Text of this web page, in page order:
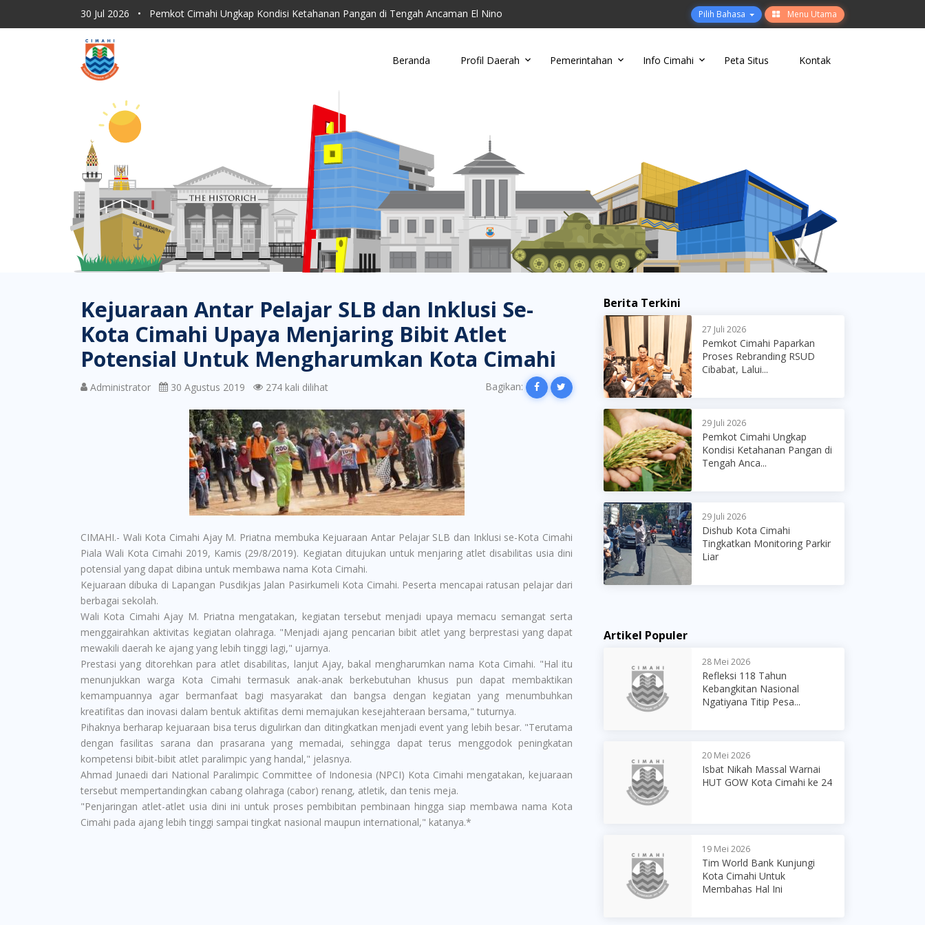
30 Jul 2026 •
Pemkot Cimahi Ungkap Kondisi Ketahanan Pangan di Tengah Ancaman El Nino
30 Jul 2026 • Dishub Kota Cimahi Tingkatkan Monitoring Parkir Liar
30 Jul 2026
30 Jul 2026
Lahan Kering Terbakar Saat Kemarau, Damkar Cimahi Minta Warga Tidak Buang Puntun...
30 Jul 2026
Pilih Bahasa Menu Utama
Beranda Profil Daerah Pemerintahan Info Cimahi Peta Situs Kontak
Kejuaraan Antar Pelajar SLB dan Inklusi Se-
Kota Cimahi Upaya Menjaring Bibit Atlet
Potensial Untuk Mengharumkan Kota Cimahi
Administrator 30 Agustus 2019 274 kali dilihat Bagikan:
CIMAHI.- Wali Kota Cimahi Ajay M. Priatna membuka Kejuaraan Antar Pelajar SLB dan Inklusi se-Kota Cimahi
Piala Wali Kota Cimahi 2019, Kamis (29/8/2019). Kegiatan ditujukan untuk menjaring atlet disabilitas usia dini
potensial yang dapat dibina untuk membawa nama Kota Cimahi.
Kejuaraan dibuka di Lapangan Pusdikjas Jalan Pasirkumeli Kota Cimahi. Peserta mencapai ratusan pelajar dari
berbagai sekolah.
Wali Kota Cimahi Ajay M. Priatna mengatakan, kegiatan tersebut menjadi upaya memacu semangat serta
menggairahkan aktivitas kegiatan olahraga. "Menjadi ajang pencarian bibit atlet yang berprestasi yang dapat
mewakili daerah ke ajang yang lebih tinggi lagi," ujarnya.
Prestasi yang ditorehkan para atlet disabilitas, lanjut Ajay, bakal mengharumkan nama Kota Cimahi. "Hal itu
menunjukkan warga Kota Cimahi termasuk anak-anak berkebutuhan khusus pun dapat membaktikan
kemampuannya agar bermanfaat bagi masyarakat dan bangsa dengan kegiatan yang menumbuhkan
kreatifitas dan inovasi dalam bentuk aktifitas demi memajukan kesejahteraan bersama," tuturnya.
Pihaknya berharap kejuaraan bisa terus digulirkan dan ditingkatkan menjadi event yang lebih besar. "Terutama
dengan fasilitas sarana dan prasarana yang memadai, sehingga dapat terus menggodok peningkatan
kompetensi bibit-bibit atlet paralimpic yang handal," jelasnya.
Ahmad Junaedi dari National Paralimpic Committee of Indonesia (NPCI) Kota Cimahi mengatakan, kejuaraan
tersebut mempertandingkan cabang olahraga (cabor) renang, atletik, dan tenis meja.
"Penjaringan atlet-atlet usia dini ini untuk proses pembibitan pembinaan hingga siap membawa nama Kota
Cimahi pada ajang lebih tinggi sampai tingkat nasional maupun international," katanya.*
Berita Terkini
27 Juli 2026
Pemkot Cimahi Paparkan
Proses Rebranding RSUD
Cibabat, Lalui...
29 Juli 2026
Pemkot Cimahi Ungkap
Kondisi Ketahanan Pangan di
Tengah Anca...
29 Juli 2026
Dishub Kota Cimahi
Tingkatkan Monitoring Parkir
Liar
Artikel Populer
28 Mei 2026
Refleksi 118 Tahun
Kebangkitan Nasional
Ngatiyana Titip Pesa...
20 Mei 2026
Isbat Nikah Massal Warnai
HUT GOW Kota Cimahi ke 24
19 Mei 2026
Tim World Bank Kunjungi
Kota Cimahi Untuk
Membahas Hal Ini